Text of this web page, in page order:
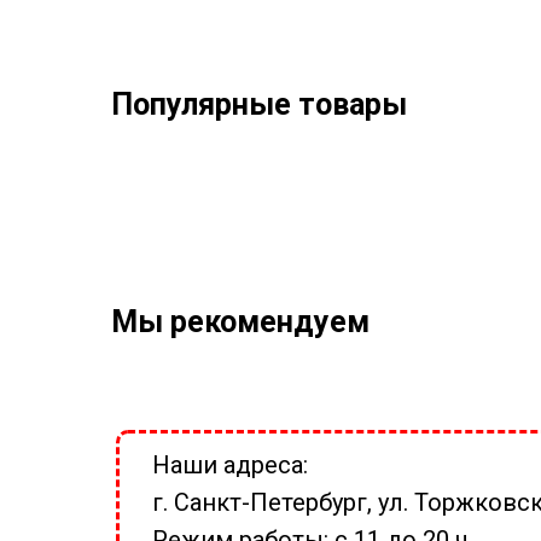
Популярные товары
Мы рекомендуем
Наши адреса:
г. Санкт-Петербург, ул.